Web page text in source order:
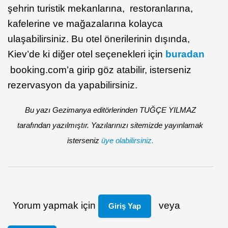
şehrin turistik mekanlarına, restoranlarına,
kafelerine ve mağazalarına kolayca
ulaşabilirsiniz. Bu otel önerilerinin dışında,
Kiev’de ki diğer otel seçenekleri için buradan
booking.com’a girip göz atabilir, isterseniz
rezervasyon da yapabilirsiniz.
Bu yazı Gezimanya editörlerinden TUĞÇE YILMAZ
tarafından yazılmıştır. Yazılarınızı sitemizde yayınlamak
isterseniz üye olabilirsiniz.
Yorum yapmak için Giriş Yap veya